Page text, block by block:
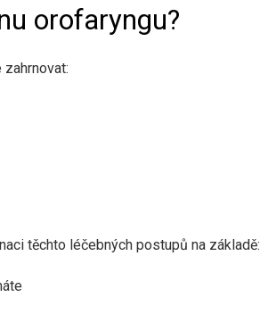
orofaryngu?
těchto léčebných postupů na základě: